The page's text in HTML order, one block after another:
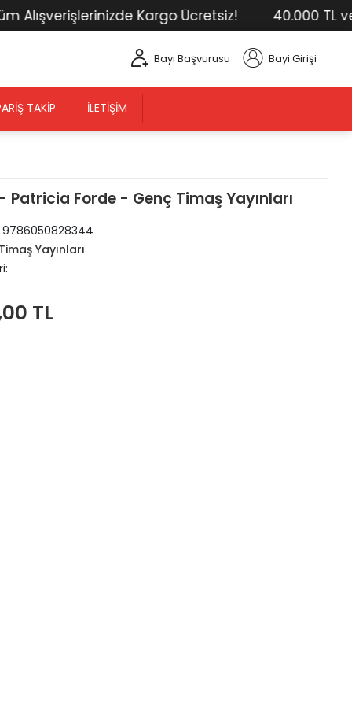
Kargo Ücretsiz! 40.000 TL ve
Bayi Başvurusu Bayi Girişi
TAKIP İLETIŞIM
Patricia Forde - Genç Timaş Yayınları
9786050828344
Timaş Yayınları
TL